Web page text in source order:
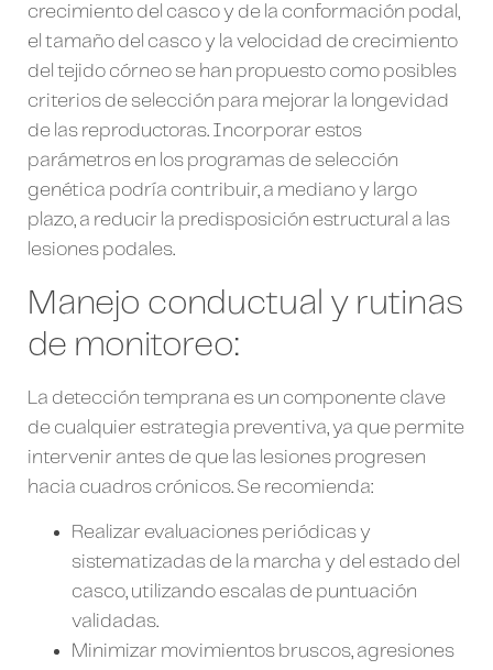
crecimiento del casco y de la conformación podal,
el tamaño del casco y la velocidad de crecimiento
del tejido córneo se han propuesto como posibles
criterios de selección para mejorar la longevidad
de las reproductoras. Incorporar estos
parámetros en los programas de selección
genética podría contribuir, a mediano y largo
plazo, a reducir la predisposición estructural a las
lesiones podales.
Manejo conductual y rutinas
de monitoreo:
La detección temprana es un componente clave
de cualquier estrategia preventiva, ya que permite
intervenir antes de que las lesiones progresen
hacia cuadros crónicos. Se recomienda:
Realizar evaluaciones periódicas y
sistematizadas de la marcha y del estado del
casco, utilizando escalas de puntuación
validadas.
Minimizar movimientos bruscos, agresiones